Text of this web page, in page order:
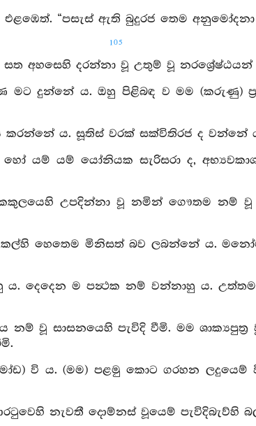
“පසැස් ඇති බුදුරජ තෙම අනුමෝදනා
105
සත අහසෙහි දරන්නා වූ උතුම් වූ
මට දුන්නේ ය. ඔහු පිළිබඳ ව මම (කරුණු)
කරන්නේ ය. සූතිස් වරක් සක්විතිරජ ද වන්නේ
හෝ යම් යම් යෝනියක සැරිසරා ද,
උපදින්නා වූ නමින් ගෞතම නම්
කල්හි හෙතෙම මිනිසත් බව ලබන්නේ ය.
ය. දෙදෙන ම පන්‍ථක නම් වන්නාහු ය.
නම් වූ සාසනයෙහි පැවිදි වීමි. මම
වි ය. (මම) පළමු කොට ගරහන
නැවතී දොම්නස් වූයෙම් පැවිදිබැව්හි